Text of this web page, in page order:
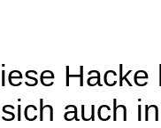
auch